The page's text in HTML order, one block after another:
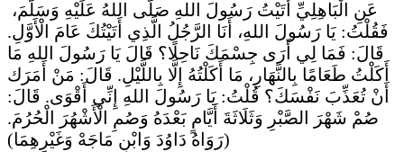
فَقُلْتُ: يَا رَسُولَ اللهِ، أَنَا الرَّجُلُ الَّذِي أَتَيْتُكَ عَامَ الْأَوَّلِ.
قَالَ: فَمَا لِي أَرَى جِسْمَكَ نَاحِلًا؟ قَالَ يَا رَسُولَ اللهِ مَا
أَكَلْتُ طَعَامًا بِالنَّهَارِ، مَا أَكَلْتُهُ إِلَّا بِاللَّيْلِ. قَالَ: مَنْ أَمَرَك
أَنْ تُعَذِّبَ نَفْسَكَ؟ قُلْتُ: يَا رَسُولَ اللهِ إِنِّي أَقْوَى. قَالَ:
صُمْ شَهْرَ الصَّبْرِ وَثَلَاثَةَ أَيَّامٍ بَعْدَهُ وَصُمِ الْأَشْهُرَ الْحُرُمَ.
(رَوَاهُ دَاوُدَ وَابْنِ مَاجَهْ وَغَيْرِهِمَا)